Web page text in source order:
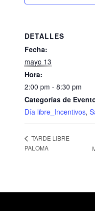
DETALLES
Fecha:
mayo 13
Hora:
2:00 pm - 8:30 pm
Categorías de
Día libre_Incentivos,
TARDE LIBRE
PALOMA